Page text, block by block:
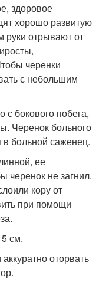
здоровое
хорошо развитую
руки отрывают от
черенки
с небольшим
с бокового побега,
Черенок больного
в больной саженец.
ее
черенок не загнил.
кору от
при помощи
см.
оторвать